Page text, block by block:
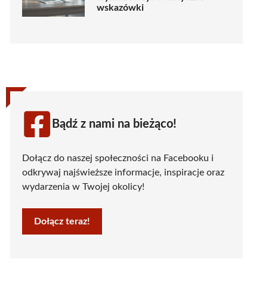
wskazówki
Bądź z nami na bieżąco!
Dołącz do naszej społeczności na Facebooku i
odkrywaj najświeższe informacje, inspiracje oraz
wydarzenia w Twojej okolicy!
Dołącz teraz!